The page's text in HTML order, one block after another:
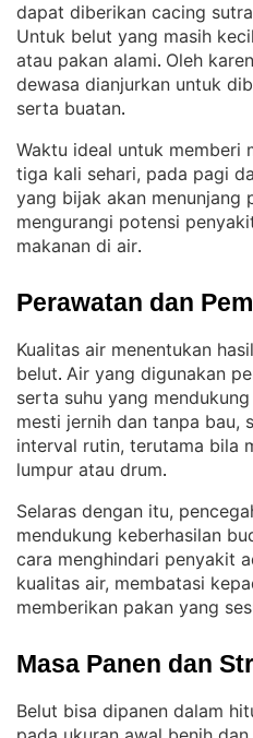
dapat diberikan cacing
Untuk belut yang masih
atau pakan alami. Oleh
dewasa dianjurkan untuk
serta buatan.
Waktu ideal untuk memberi
tiga kali sehari, pada pagi
yang bijak akan menunjang
mengurangi potensi
makanan di air.
Perawatan dan
Kualitas air menentukan
belut. Air yang digunakan
serta suhu yang
mesti jernih dan tanpa bau,
interval rutin, terutama bila
lumpur atau drum.
Selaras dengan itu,
mendukung keberhasilan
cara menghindari penyakit
kualitas air, membatasi
memberikan pakan yang
Masa Panen dan
Belut bisa dipanen dalam